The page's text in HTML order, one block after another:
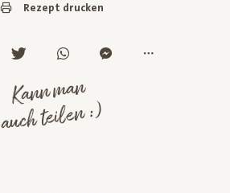
Rezept drucken
Kann man
auch teilen :)